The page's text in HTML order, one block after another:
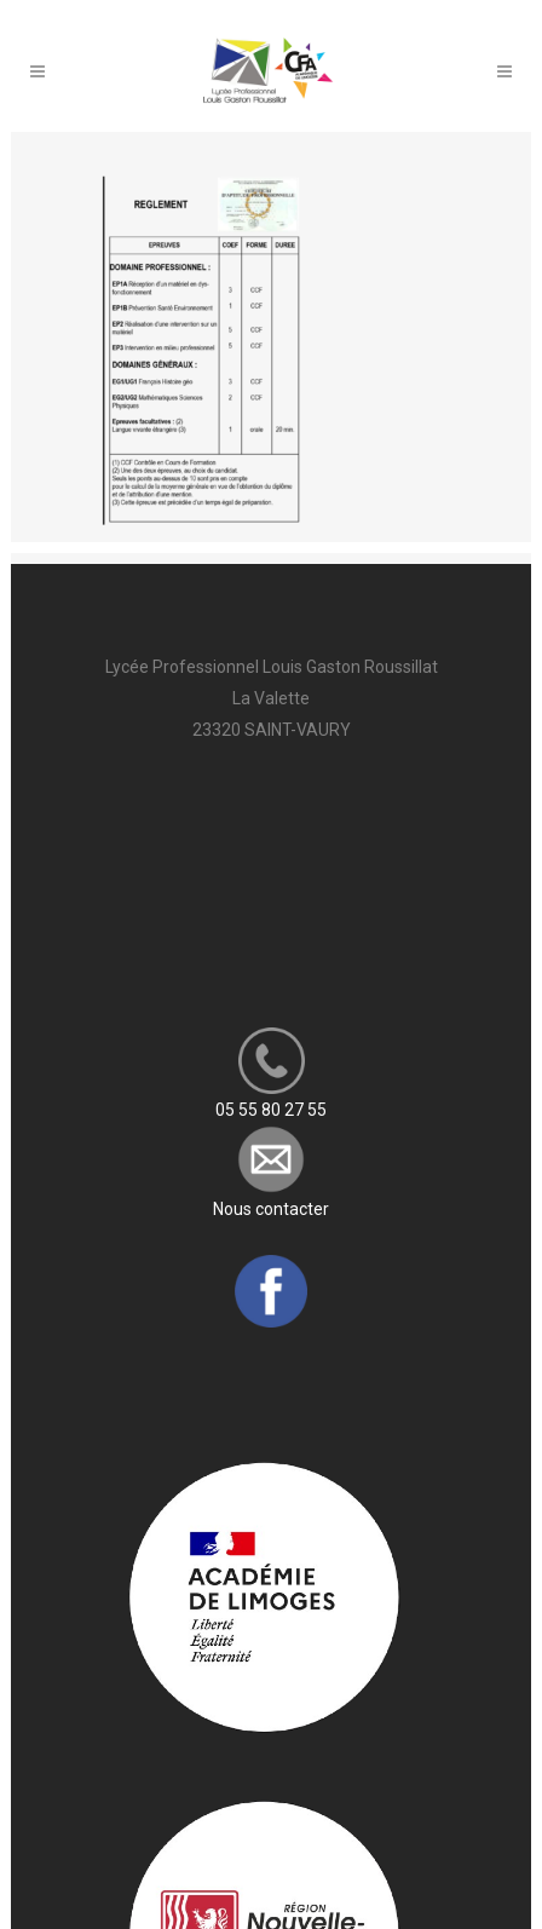
Lycée Professionnel Louis Gaston Roussillat
La Valette
23320 SAINT-VAURY
05 55 80 27 55
Nous contacter